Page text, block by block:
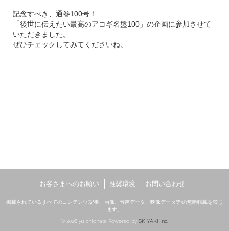
記念すべき、通巻100号！
「後世に伝えたい最高のアコギ名盤100」の企画に参加させて
いただきました。
ぜひチェックしてみてくださいね。
お客さまへのお願い 推奨環境 お問い合わせ
掲載されているすべてのコンテンツ(記事、画像、音声データ、映像データ等)の無断転載を禁じ
ます。
© 2026 yuichiohata Powered by SKIYAKI Inc.